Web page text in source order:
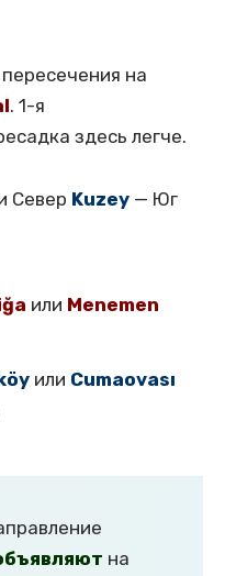
на
. 1-я
здесь легче.
Север Kuzey — Юг
или Menemen
или Cumaovası
на